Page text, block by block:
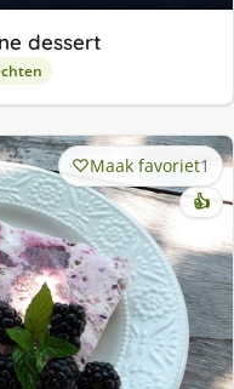
dessert
Maak favoriet1
👍